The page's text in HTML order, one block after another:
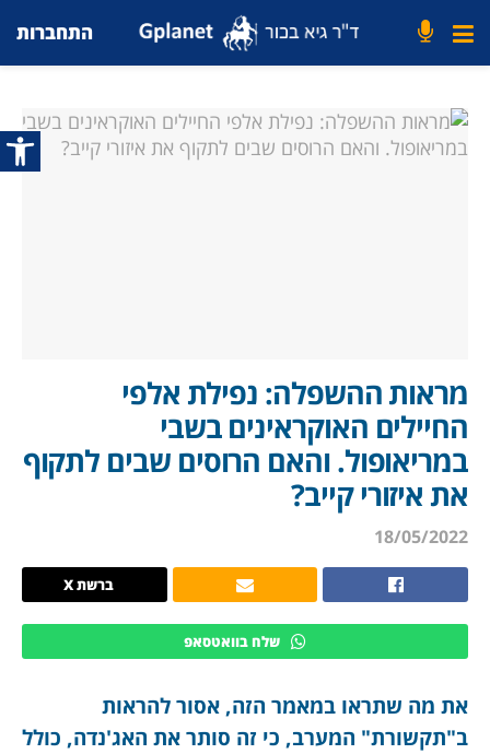
פתח
התחברות
מראות ההשפלה: נפילת אלפי
החיילים האוקראינים בשבי
במריאופול. והאם הרוסים שבים לתקוף
את איזורי קייב?
18/05/2022
ברשת X
שלח בוואטסאפ
את מה שתראו במאמר הזה, אסור להראות
ב"תקשורת" המערב, כי זה סותר את האג'נדה, כולל